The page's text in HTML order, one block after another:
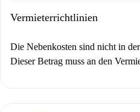
Vermieterrichtlinien
Die Nebenkosten sind nicht in
Dieser Betrag muss an den